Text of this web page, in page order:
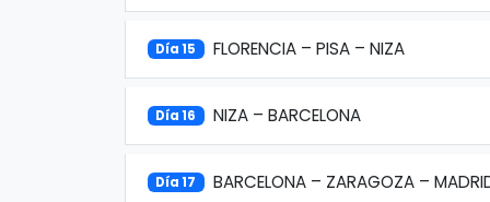
Día 15 FLORENCIA – PISA – NIZA
Día 16 NIZA – BARCELONA
Día 17 BARCELONA – ZARAGOZA –